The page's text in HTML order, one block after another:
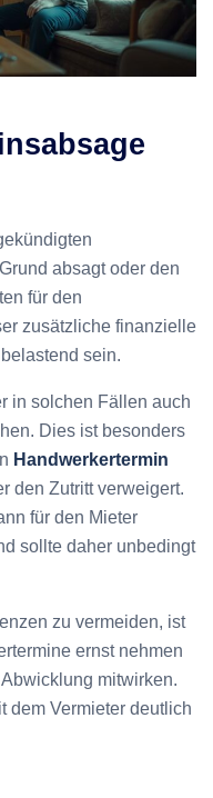
absagt oder den
für den
zusätzliche finanzielle
sein.
in solchen Fällen auch
Dies ist besonders
Handwerkertermin
den Zutritt verweigert.
für den Mieter
sollte daher unbedingt
zu vermeiden, ist
ernst nehmen
mitwirken.
dem Vermieter deutlich